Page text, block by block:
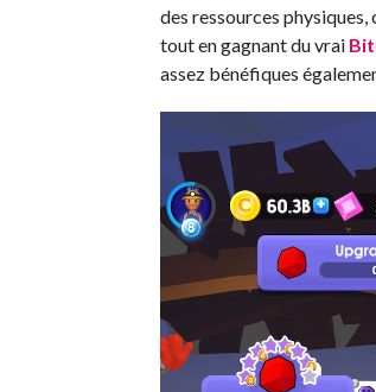
des ressources
tout en gagnant du vrai
assez bénéfiques